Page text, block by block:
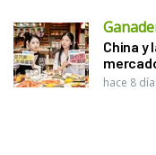
China y
hace 8